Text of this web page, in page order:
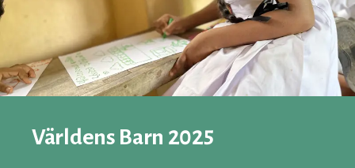
Världens Barn 2025